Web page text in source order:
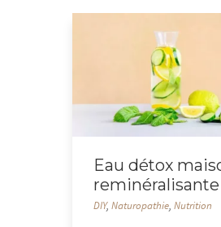
Eau détox
reminéralisante
DIY,Naturopathie,Nutrition